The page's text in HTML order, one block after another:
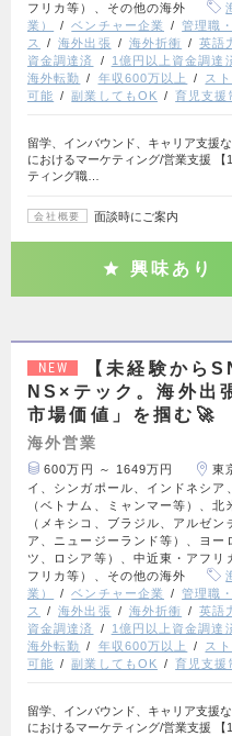
フリカ等）、その他の海外
業）
ベンチャー企業 管理職
ス
海外出張 海外折衝 英語
資金調達済
1億円以上資金調達
海外転勤
年収600万以上 ス
可能
副業してもOK 育児支援
留学、インバウンド、キャリア支援
におけるマーケティング/営業支援 【
ティング職…
会社概要 面談時にご案内
興味あり
NEW
【未経験から
NS×テック。海外出
市場価値」を掴む🚀
海外営業
600万円 ～ 1649万円
東
イ、シンガポール、インドネシア
（ベトナム、ミャンマー等）、
（メキシコ、ブラジル、アルゼ
ア、ニュージーランド等）、ヨー
ツ、ロシア等）、中近東・アフ
フリカ等）、その他の海外
業）
ベンチャー企業 管理職
ス
海外出張 海外折衝 英語
資金調達済
1億円以上資金調達
海外転勤
年収600万以上 ス
可能
副業してもOK 育児支援
留学、インバウンド、キャリア支援
におけるマーケティング/営業支援 【